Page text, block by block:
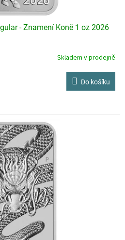
- Znamení Koně 1 oz 2026
Skladem v prodejně
Do košíku